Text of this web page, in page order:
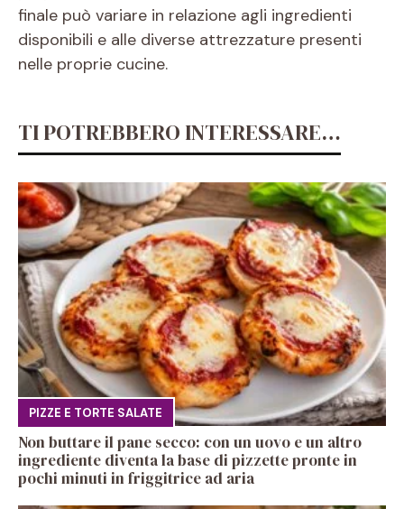
finale può variare in relazione agli ingredienti
disponibili e alle diverse attrezzature presenti
nelle proprie cucine.
TI POTREBBERO INTERESSARE…
PIZZE E TORTE SALATE
Non buttare il pane secco: con un uovo e un altro
ingrediente diventa la base di pizzette pronte in
pochi minuti in friggitrice ad aria